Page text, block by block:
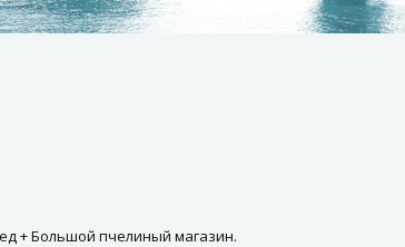
+ Большой пчелиный магазин.